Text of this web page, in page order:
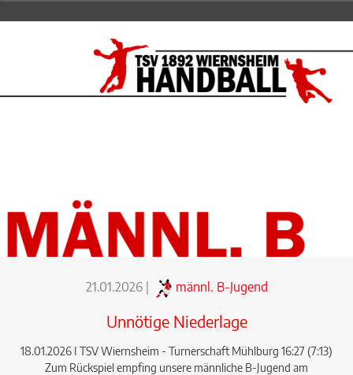
21.01.2026 männl. B-Jugend
Unnötige Niederlage
18.01.2026 I TSV Wiernsheim - Turnerschaft Mühlburg 16:27 (7:13)
Zum Rückspiel empfing unsere männliche B-Jugend am